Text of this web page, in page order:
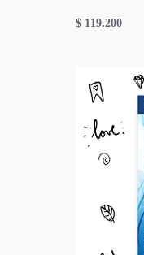
$ 119.200